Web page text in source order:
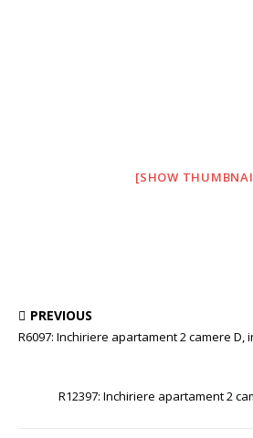
[SHOW
PREVIOUS
R6097: Inchiriere apartament 2 camere D,
R12397: Inchiriere apartament 2